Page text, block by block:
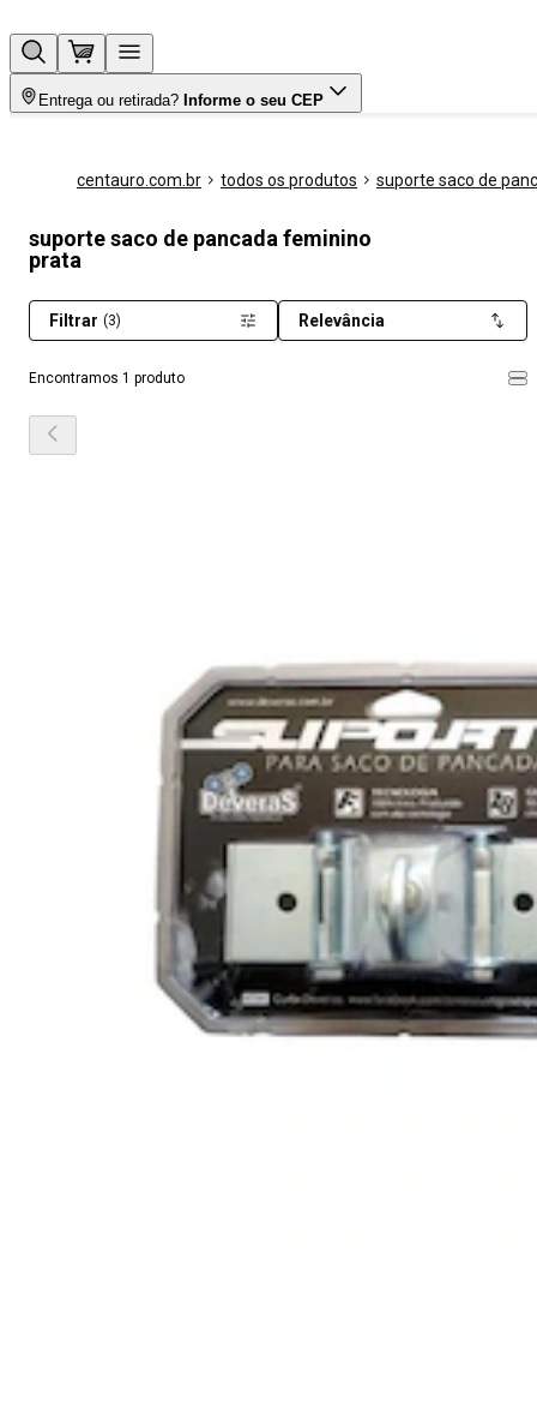
Entrega ou retirada? Informe o seu CEP
centauro.com.br todos os produtos suporte saco de
suporte saco de pancada feminino
prata
Encontramos 1 produto
Filtrar (3) Relevância